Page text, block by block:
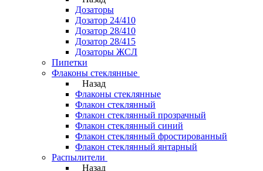
Дозаторы
Дозатор 24/410
Дозатор 28/410
Дозатор 28/415
Дозаторы ЖСЛ
Пипетки
Флаконы стеклянные
Назад
Флаконы стеклянные
Флакон стеклянный
Флакон стеклянный прозрачный
Флакон стеклянный синий
Флакон стеклянный фростированный
Флакон стеклянный янтарный
Распылители
Назад